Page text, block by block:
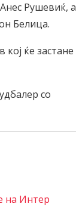
Рушевиќ, а
Белица.
ќе застане
со
на Интер